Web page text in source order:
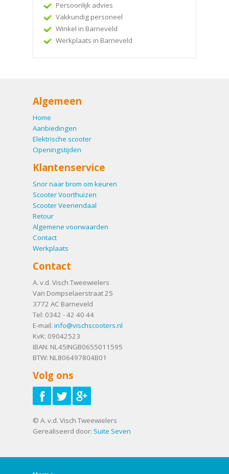
Persoonlijk advies
Vakkundig personeel
Winkel in Barneveld
Werkplaats in Barneveld
Algemeen
Home
Aanbiedingen
Elektrische scooter
Openingstijden
Klantenservice
Snor naar brom om keuren
Scooter Voorthuizen
Scooter Veenendaal
Retour
Algemene voorwaarden
Contact
Werkplaats
Contact
A. v.d. Visch Tweewielers
Van Dompselaerstraat 25
3772 AC Barneveld
Tel: 0342 - 42 40 44
E-mail: info@vischscooters.nl
KvK: 09042523
IBAN: NL45INGB0655011595
BTW: NL806497804B01
Volg ons
© A. v.d. Visch Tweewielers
Gerealiseerd door: Suite Seven